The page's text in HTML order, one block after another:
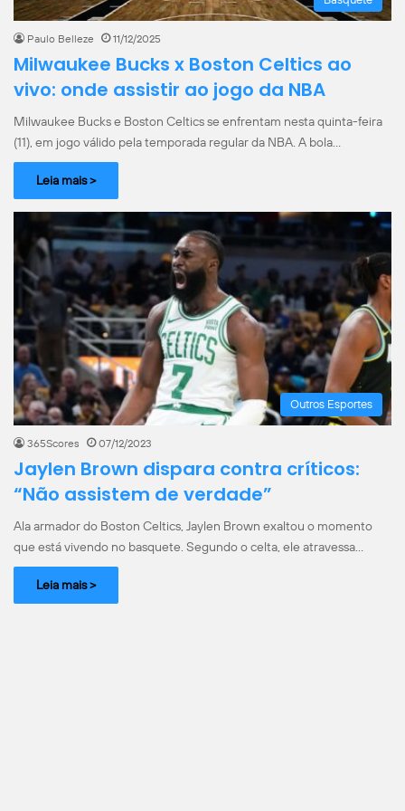
Paulo Belleze 11/12/2025
Milwaukee Bucks x Boston Celtics ao
vivo: onde assistir ao jogo da NBA
Milwaukee Bucks e Boston Celtics se enfrentam nesta quinta-feira
(11), em jogo válido pela temporada regular da NBA. A bola…
Leia mais >
Outros Esportes
365Scores 07/12/2023
Jaylen Brown dispara contra críticos:
“Não assistem de verdade”
Ala armador do Boston Celtics, Jaylen Brown exaltou o momento
que está vivendo no basquete. Segundo o celta, ele atravessa…
Leia mais >